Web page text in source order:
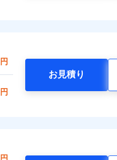
円
円
お見積り
円